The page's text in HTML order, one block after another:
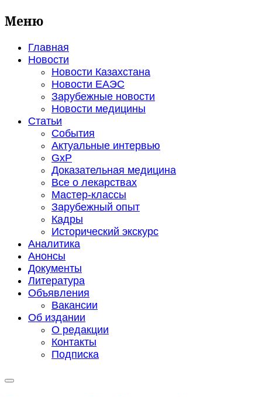
Меню
Главная
Новости
Новости Казахстана
Новости ЕАЭС
Зарубежные новости
Новости медицины
Статьи
События
Актуальные интервью
GxP
Доказательная медицина
Все о лекарствах
Мастер-классы
Зарубежный опыт
Кадры
Исторический экскурс
Аналитика
Анонсы
Документы
Литература
Объявления
Вакансии
Об издании
О редакции
Контакты
Подписка